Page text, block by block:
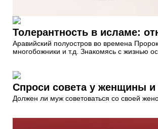
Толерантность в исламе:
Аравийский полуостров во времена
многобожники и т.д. Знакомясь с жизнью
Спроси совета у женщины и
Должен ли муж советоваться со своей